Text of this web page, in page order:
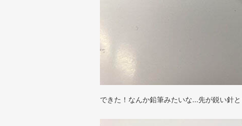
できた！なんか鉛筆みたいな...先が鋭い針